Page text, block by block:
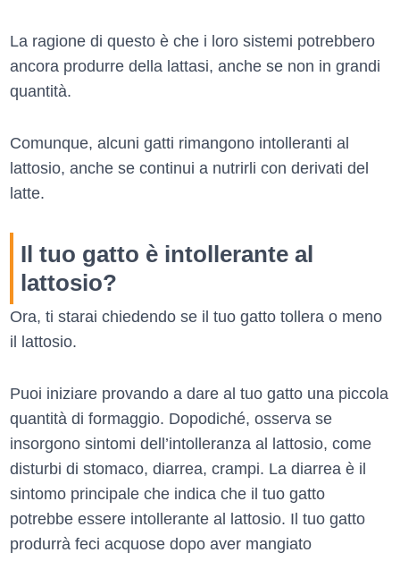
La ragione di questo è che i loro sistemi potrebbero
ancora produrre della lattasi, anche se non in grandi
quantità.
Comunque, alcuni gatti rimangono intolleranti al
lattosio, anche se continui a nutrirli con derivati del
latte.
Il tuo gatto è intollerante al
lattosio?
Ora, ti starai chiedendo se il tuo gatto tollera o meno
il lattosio.
Puoi iniziare provando a dare al tuo gatto una piccola
quantità di formaggio. Dopodiché, osserva se
insorgono sintomi dell’intolleranza al lattosio, come
disturbi di stomaco, diarrea, crampi. La diarrea è il
sintomo principale che indica che il tuo gatto
potrebbe essere intollerante al lattosio. Il tuo gatto
produrrà feci acquose dopo aver mangiato